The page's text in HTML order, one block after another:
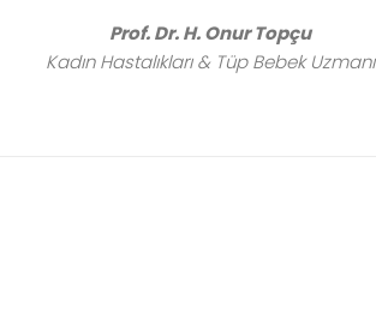
Prof. Dr. H. Onur Topçu
Kadın Hastalıkları & Tüp BebekUzmanı